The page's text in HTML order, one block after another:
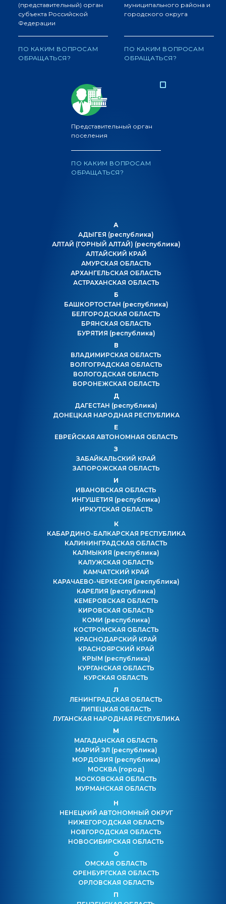
(представительный) орган
субъекта Российской
Федерации
ПО КАКИМ ВОПРОСАМ
ОБРАЩАТЬСЯ?
муниципального района и
городского округа
ПО КАКИМ ВОПРОСАМ
ОБРАЩАТЬСЯ?
Представительный орган
поселения
ПО КАКИМ ВОПРОСАМ
ОБРАЩАТЬСЯ?
А
АДЫГЕЯ (республика)
АЛТАЙ (ГОРНЫЙ АЛТАЙ) (республика)
АЛТАЙСКИЙ КРАЙ
АМУРСКАЯ ОБЛАСТЬ
АРХАНГЕЛЬСКАЯ ОБЛАСТЬ
АСТРАХАНСКАЯ ОБЛАСТЬ
Б
БАШКОРТОСТАН (республика)
БЕЛГОРОДСКАЯ ОБЛАСТЬ
БРЯНСКАЯ ОБЛАСТЬ
БУРЯТИЯ (республика)
В
ВЛАДИМИРСКАЯ ОБЛАСТЬ
ВОЛГОГРАДСКАЯ ОБЛАСТЬ
ВОЛОГОДСКАЯ ОБЛАСТЬ
ВОРОНЕЖСКАЯ ОБЛАСТЬ
Д
ДАГЕСТАН (республика)
ДОНЕЦКАЯ НАРОДНАЯ РЕСПУБЛИКА
Е
ЕВРЕЙСКАЯ АВТОНОМНАЯ ОБЛАСТЬ
З
ЗАБАЙКАЛЬСКИЙ КРАЙ
ЗАПОРОЖСКАЯ ОБЛАСТЬ
И
ИВАНОВСКАЯ ОБЛАСТЬ
ИНГУШЕТИЯ (республика)
ИРКУТСКАЯ ОБЛАСТЬ
К
КАБАРДИНО-БАЛКАРСКАЯ РЕСПУБЛИКА
КАЛИНИНГРАДСКАЯ ОБЛАСТЬ
КАЛМЫКИЯ (республика)
КАЛУЖСКАЯ ОБЛАСТЬ
КАМЧАТСКИЙ КРАЙ
КАРАЧАЕВО-ЧЕРКЕСИЯ (республика)
КАРЕЛИЯ (республика)
КЕМЕРОВСКАЯ ОБЛАСТЬ
КИРОВСКАЯ ОБЛАСТЬ
КОМИ (республика)
КОСТРОМСКАЯ ОБЛАСТЬ
КРАСНОДАРСКИЙ КРАЙ
КРАСНОЯРСКИЙ КРАЙ
КРЫМ (республика)
КУРГАНСКАЯ ОБЛАСТЬ
КУРСКАЯ ОБЛАСТЬ
Л
ЛЕНИНГРАДСКАЯ ОБЛАСТЬ
ЛИПЕЦКАЯ ОБЛАСТЬ
ЛУГАНСКАЯ НАРОДНАЯ РЕСПУБЛИКА
М
МАГАДАНСКАЯ ОБЛАСТЬ
МАРИЙ ЭЛ (республика)
МОРДОВИЯ (республика)
МОСКВА (город)
МОСКОВСКАЯ ОБЛАСТЬ
МУРМАНСКАЯ ОБЛАСТЬ
Н
НЕНЕЦКИЙ АВТОНОМНЫЙ ОКРУГ
НИЖЕГОРОДСКАЯ ОБЛАСТЬ
НОВГОРОДСКАЯ ОБЛАСТЬ
НОВОСИБИРСКАЯ ОБЛАСТЬ
О
ОМСКАЯ ОБЛАСТЬ
ОРЕНБУРГСКАЯ ОБЛАСТЬ
ОРЛОВСКАЯ ОБЛАСТЬ
П